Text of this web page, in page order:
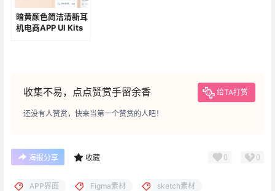
暗黄颜色简洁清新耳
机电商APP UI Kits
收集不易，点点赞赏手留余香 给TA打赏
还没有人赞赏，快来当第一个赞赏的人吧！
海报分享 收藏 0 0
APP界面 Figma素材 sketch素材